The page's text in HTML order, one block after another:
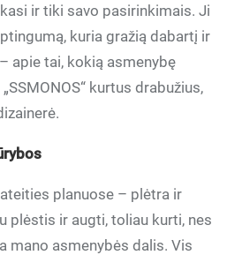
ir tiki savo pasirinkimais. Ji
kuria gražią dabartį ir
apie tai, kokią asmenybę
kurtus drabužius,
ateities planuose – plėtra ir
plėstis ir augti, toliau kurti, nes
mano asmenybės dalis. Vis